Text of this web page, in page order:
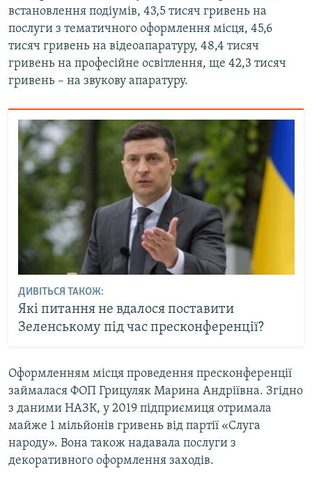
Усі сайти RFE/RL
встановлення подіумів, 43,5 тисяч гривень на
послуги з тематичного оформлення місця, 45,6
тисяч гривень на відеоапаратуру, 48,4 тисяч
гривень на професійне освітлення, ще 42,3 тисяч
гривень – на звукову апаратуру.
ДИВІТЬСЯ ТАКОЖ:
Які питання не вдалося поставити
Зеленському під час пресконференції?
Оформленням місця проведення пресконференції
займалася ФОП Грицуляк Марина Андріївна. Згідно
з даними НАЗК, у 2019 підприємиця отримала
майже 1 мільйонів гривень від партії «Слуга
народу». Вона також надавала послуги з
декоративного оформлення заходів.